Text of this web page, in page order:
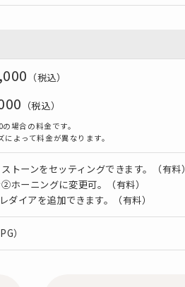
（税込）
（税込）
場合の料金です。
よって料金が異なります。
トーンをセッティングできます。（有料）
ーニングに変更可。（有料）
ダイアを追加できます。（有料）
）